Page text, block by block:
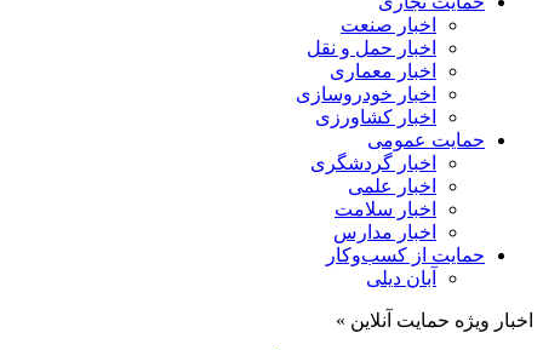
اخبار صنعت
اخبار حمل و نقل
اخبار معماری
اخبار خودروسازی
اخبار کشاورزی
حمایت عمومی
اخبار گردشگری
اخبار علمی
اخبار سلامت
اخبار مدارس
حمایت از کسب‌وکار
آبان دیلی
اخبار ویژه حمایت آنلاین »